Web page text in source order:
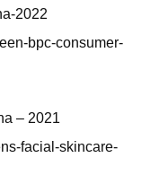
2022
bpc-consumer-
– 2021
facial-skincare-